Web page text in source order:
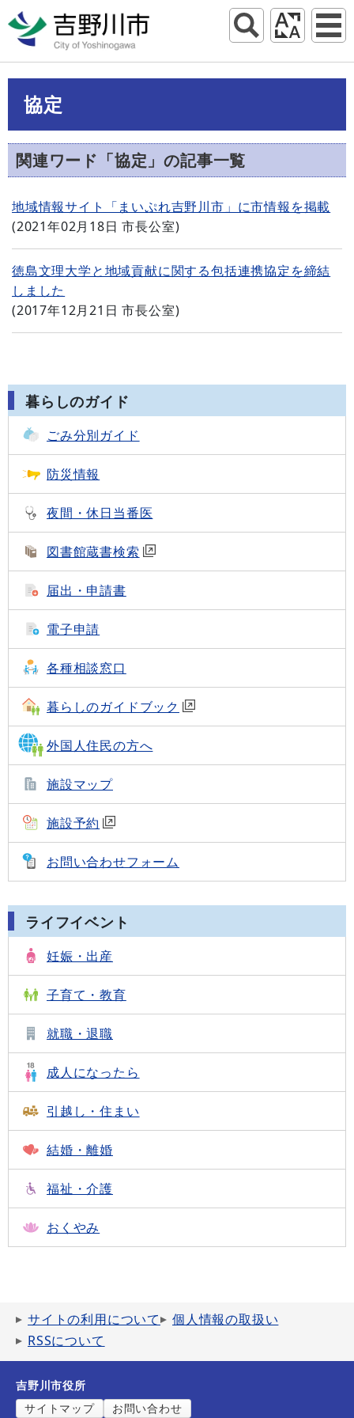
協定
関連ワード「協定」の記事一覧
地域情報サイト「まいぷれ吉野川市」に市情報を掲載
(2021年02月18日 市長公室)
徳島文理大学と地域貢献に関する包括連携協定を締結
しました
(2017年12月21日 市長公室)
暮らしのガイド
ごみ分別ガイド
防災情報
夜間・休日当番医
図書館蔵書検索
届出・申請書
電子申請
各種相談窓口
暮らしのガイドブック
外国人住民の方へ
施設マップ
施設予約
お問い合わせフォーム
ライフイベント
妊娠・出産
子育て・教育
就職・退職
成人になったら
引越し・住まい
結婚・離婚
福祉・介護
おくやみ
サイトの利用について
個人情報の取扱い
RSSについて
吉野川市役所
サイトマップ
お問い合わせ